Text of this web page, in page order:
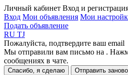
Личный кабинет Вход и
Вход Мои объявления Мои
Подать объявление
RU TJ
Пожалуйста, подтвердите ваш email
Мы отправили вам письмо на .
сообщениях в чате.
Спасибо, я сделаю Отправить заново